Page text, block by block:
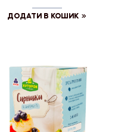
ДОДАТИ В КОШИК